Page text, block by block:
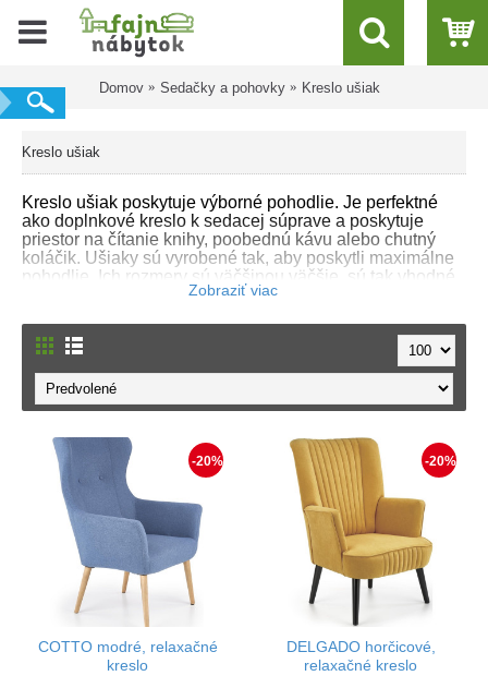
Domov Sedačky a pohovky Kreslo ušiak
Kreslo ušiak
Kreslo ušiak poskytuje výborné pohodlie. Je perfektné
ako doplnkové kreslo k sedacej súprave a poskytuje
priestor na čítanie knihy, poobednú kávu alebo chutný
koláčik. Ušiaky sú vyrobené tak, aby poskytli maximálne
pohodlie. Ich rozmery sú väčšinou väčšie, sú tak vhodné
do väčších izieb. Vybrať si môžete z rôznych farieb a
-20%
COTTO modré, relaxačné
kreslo
-20%
DELGADO horčicové,
relaxačné kreslo